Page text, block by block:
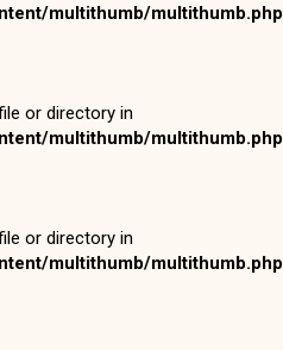
multithumb/multithumb.php
or directory in
multithumb/multithumb.php
or directory in
multithumb/multithumb.php